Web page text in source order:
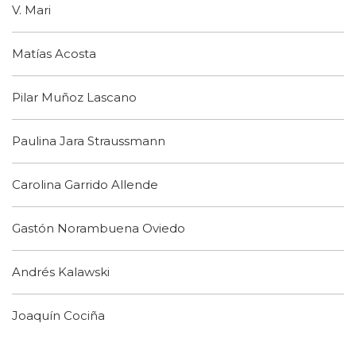
V. Mari
Matías Acosta
Pilar Muñoz Lascano
Paulina Jara Straussmann
Carolina Garrido Allende
Gastón Norambuena Oviedo
Andrés Kalawski
Joaquín Cociña